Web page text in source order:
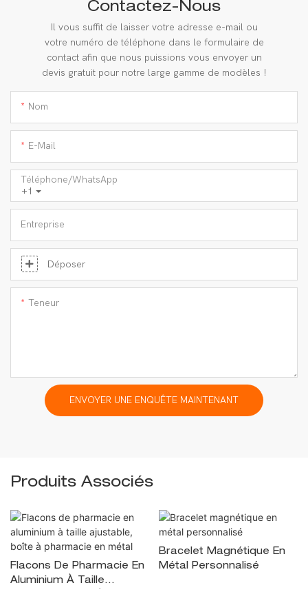
Contactez-Nous
Il vous suffit de laisser votre adresse e-mail ou
votre numéro de téléphone dans le formulaire de
contact afin que nous puissions vous envoyer un
devis gratuit pour notre large gamme de modèles !
Nom
E-Mail
+1
Téléphone/WhatsApp
Entreprise
Déposer
Teneur
ENVOYER UNE ENQUÊTE MAINTENANT
Produits Associés
Flacons De Pharmacie En
Aluminium À Taille
Bracelet Magnétique En
Métal Personnalisé